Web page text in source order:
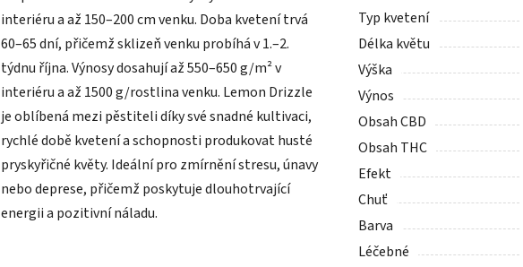
interiéru a až 150–200 cm venku. Doba kvetení trvá
60–65 dní, přičemž sklizeň venku probíhá v 1.–2.
týdnu října. Výnosy dosahují až 550–650 g/m² v
interiéru a až 1500 g/rostlina venku. Lemon Drizzle
je oblíbená mezi pěstiteli díky své snadné kultivaci,
rychlé době kvetení a schopnosti produkovat husté
pryskyřičné květy. Ideální pro zmírnění stresu, únavy
nebo deprese, přičemž poskytuje dlouhotrvající
energii a pozitivní náladu.
Typ kvetení
Délka květu
Výška
Výnos
Obsah CBD
Obsah THC
Efekt
Chuť
Barva
Léčebné